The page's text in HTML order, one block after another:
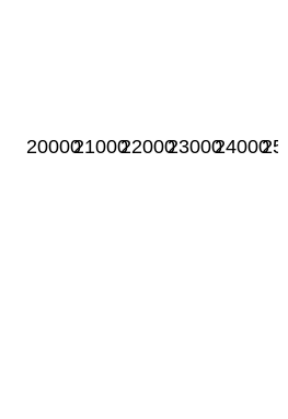
2000021000220002300024000